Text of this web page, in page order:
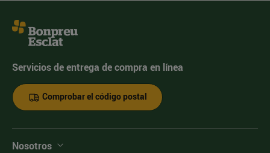
Servicios de entrega de compra en línea
Comprobar el código postal
Nosotros